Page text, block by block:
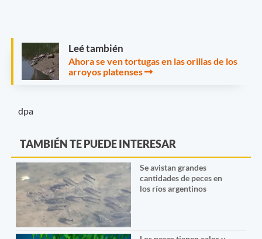
Leé también
Ahora se ven tortugas en las orillas de los
arroyos platenses
dpa
TAMBIÉN TE PUEDE INTERESAR
Se avistan grandes
cantidades de peces en
los ríos argentinos